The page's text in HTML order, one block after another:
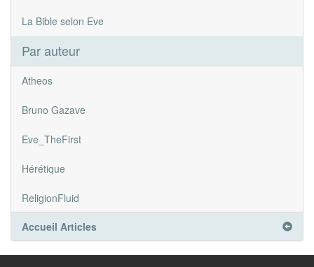
La Bible selon Eve
Par auteur
Atheos
Bruno Gazave
Eve_TheFirst
Hérétique
ReligionFluid
Accueil Articles